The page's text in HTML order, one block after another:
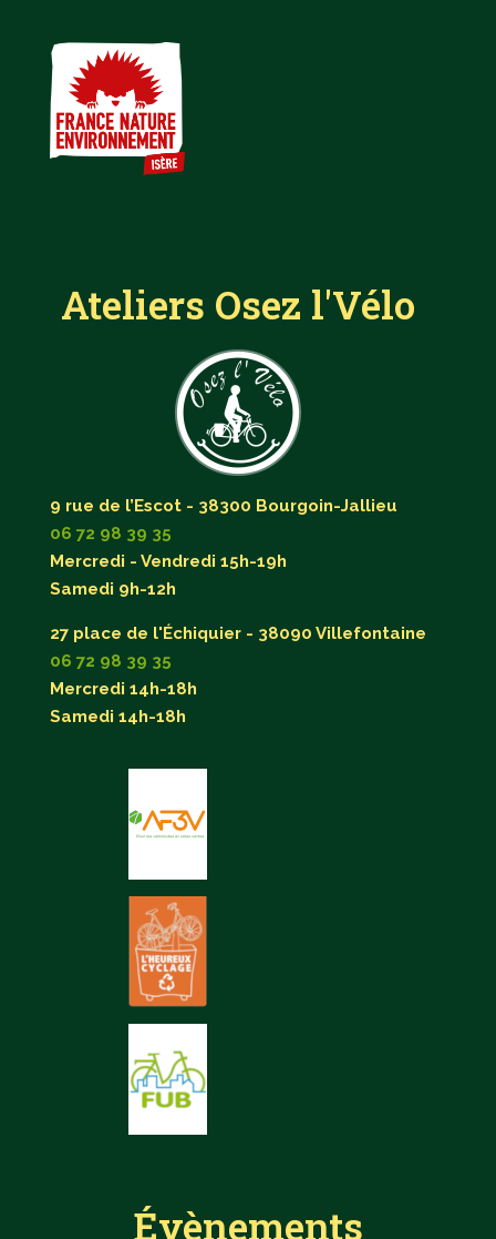
Ateliers Osez l'Vélo
9 rue de l’Escot - 38300 Bourgoin-Jallieu
06 72 98 39 35
Mercredi - Vendredi 15h-19h
Samedi 9h-12h
27 place de l'Échiquier - 38090 Villefontaine
06 72 98 39 35
Mercredi 14h-18h
Samedi 14h-18h
Évènements